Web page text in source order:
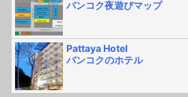
バンコク夜遊びマップ
Pattaya Hotel
バンコクのホテル